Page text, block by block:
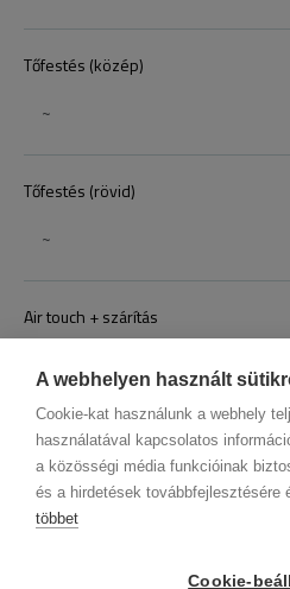
A webhelyen használt
Cookie-kat használunk a webhely
használatával kapcsolatos
a közösségi média funkcióinak
és a hirdetések továbbfejlesztésére
többet
Cookie-
Tőfestés (közép)
~
Tőfestés (rövid)
~
Air touch + szárítás
© 2012 Beauty World Net